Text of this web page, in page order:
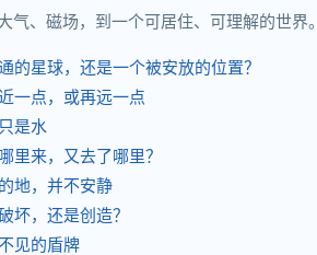
气、磁场，到一个可居住、可理解的世界。
的星球，还是一个被安放的位置？
一点，或再远一点
是水
里来，又去了哪里？
地，并不安静
坏，还是创造？
见的盾牌